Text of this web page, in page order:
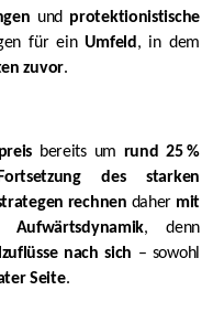
und protektionistische
für einUmfeld, in dem
zuvor.
bereits um rund 25 %
des starken
rechnen daher mit
, denn
nach sich – sowohl
Seite.